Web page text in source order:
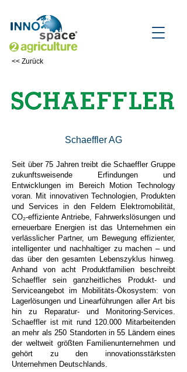
<< Zurück
Schaeffler AG
Seit über 75 Jahren treibt die Schaeffler Gruppe
zukunftsweisende Erfindungen und
Entwicklungen im Bereich Motion Technology
voran. Mit innovativen Technologien, Produkten
und Services in den Feldern Elektromobilität,
CO₂-effiziente Antriebe, Fahrwerkslösungen und
erneuerbare Energien ist das Unternehmen ein
verlässlicher Partner, um Bewegung effizienter,
intelligenter und nachhaltiger zu machen – und
das über den gesamten Lebenszyklus hinweg.
Anhand von acht Produktfamilien beschreibt
Schaeffler sein ganzheitliches Produkt- und
Serviceangebot im Mobilitäts-Ökosystem: von
Lagerlösungen und Linearführungen aller Art bis
hin zu Reparatur- und Monitoring-Services.
Schaeffler ist mit rund 120.000 Mitarbeitenden
an mehr als 250 Standorten in 55 Ländern eines
der weltweit größten Familienunternehmen und
gehört zu den innovationsstärksten
Unternehmen Deutschlands.